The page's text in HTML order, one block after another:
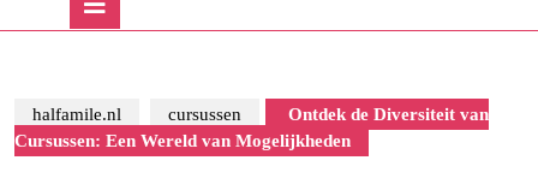
halfamile.nl cursussen
Ontdek de Diversiteit van
Cursussen: Een Wereld van Mogelijkheden